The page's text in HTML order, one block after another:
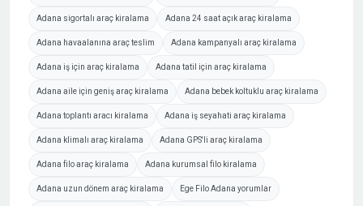
Adana sigortalı araç kiralama Adana 24 saat açık araç kiralama
Adana havaalanına araç teslim Adana kampanyalı araç kiralama
Adana iş için araç kiralama Adana tatil için araç kiralama
Adana aile için geniş araç kiralama Adana bebek koltuklu araç kiralama
Adana toplantı aracı kiralama Adana iş seyahati araç kiralama
Adana klimalı araç kiralama Adana GPS'li araç kiralama
Adana filo araç kiralama Adana kurumsal filo kiralama
Adana uzun dönem araç kiralama Ege Filo Adana yorumlar